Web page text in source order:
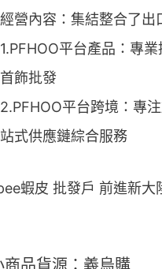
經營內容：集結整合了
1.PFHOO平台產品：專
首飾批發
2.PFHOO平台跨境：專
站式供應鏈綜合服務
商品貨源：義烏購